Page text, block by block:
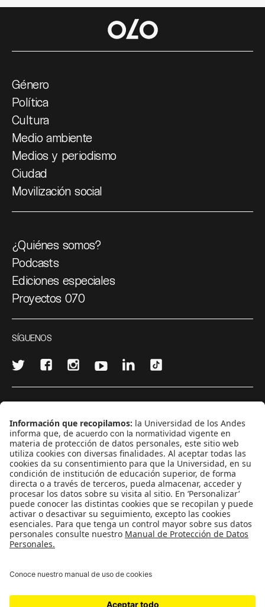
Género
Política
Cultura
Medio ambiente
Medios y periodismo
Ciudad
Movilización social
¿Quiénes somos?
Podcasts
Ediciones especiales
Proyectos 070
SÍGUENOS
CONTÁCTANOS
cerosetenta@uniandes.edu.co
BOGOTÁ, COLOMBIA
NEWSLETTER